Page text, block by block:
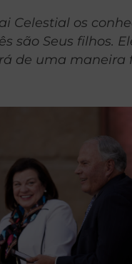
Celestial os
são Seus filhos.
de uma maneira